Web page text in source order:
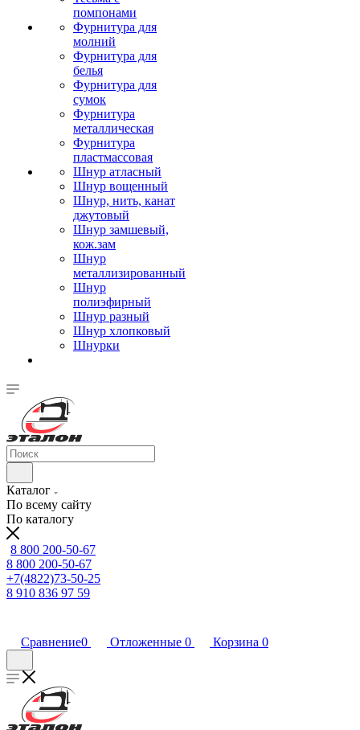
помпонами
Фурнитура для
молний
Фурнитура для
белья
Фурнитура для
сумок
Фурнитура
металлическая
Фурнитура
пластмассовая
Шнур атласный
Шнур вощенный
Шнур, нить, канат
джутовый
Шнур замшевый,
кож.зам
Шнур
металлизированный
Шнур
полиэфирный
Шнур разный
Шнур хлопковый
Шнурки
Каталог
По всему сайту
По каталогу
8 800 200-50-67
8 800 200-50-67
+7(4822)73-50-25
8 910 836 97 59
Сравнение0 Отложенные 0 Корзина 0